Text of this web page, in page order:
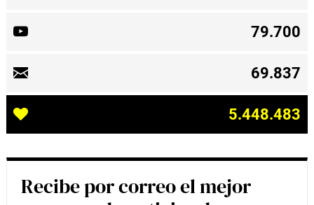
79.700
69.837
5.448.483
Recibe por correo el mejor